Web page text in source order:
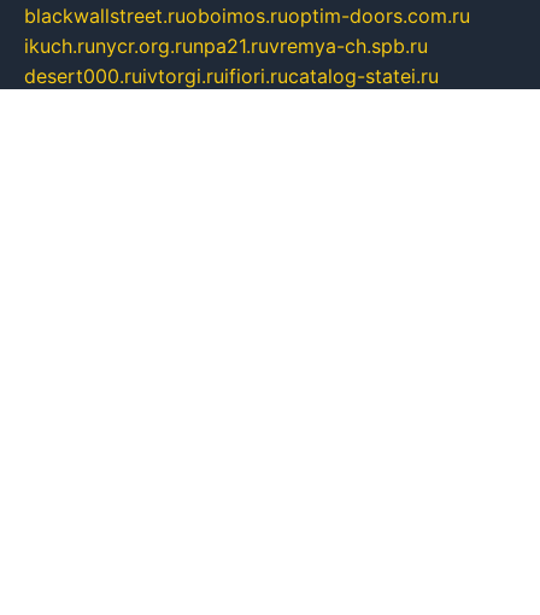
blackwallstreet.ruoboimos.ruoptim-doors.com.ru
ikuch.runycr.org.runpa21.ruvremya-ch.spb.ru
desert000.ruivtorgi.ruifiori.rucatalog-statei.ru